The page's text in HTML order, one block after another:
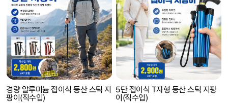
경량 알루미늄 접이식 등산 스틱 지
팡이(직수입)
5단 접이식 T자형 등산 스틱 지팡
이(직수입)